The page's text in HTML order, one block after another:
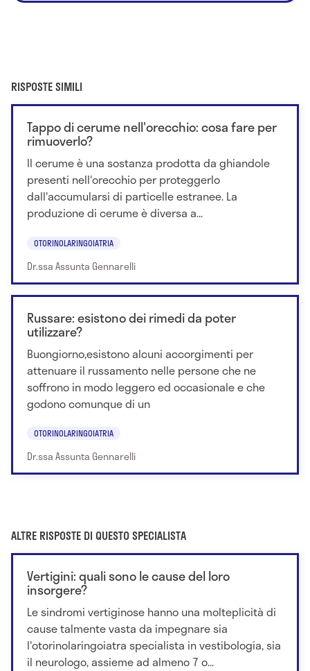
RISPOSTE SIMILI
Tappo di cerume nell'orecchio: cosa fare per
rimuoverlo?
Il cerume è una sostanza prodotta da ghiandole
presenti nell'orecchio per proteggerlo
dall'accumularsi di particelle estranee. La
produzione di cerume è diversa a...
OTORINOLARINGOIATRIA
Dr.ssa Assunta Gennarelli
Russare: esistono dei rimedi da poter
utilizzare?
Buongiorno,esistono alcuni accorgimenti per
attenuare il russamento nelle persone che ne
soffrono in modo leggero ed occasionale e che
godono comunque di un
OTORINOLARINGOIATRIA
Dr.ssa Assunta Gennarelli
ALTRE RISPOSTE DI QUESTO SPECIALISTA
Vertigini: quali sono le cause del loro
insorgere?
Le sindromi vertiginose hanno una molteplicità di
cause talmente vasta da impegnare sia
l'otorinolaringoiatra specialista in vestibologia, sia
il neurologo, assieme ad almeno 7 o...